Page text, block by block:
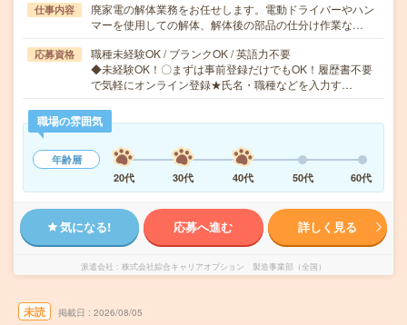
仕事内容
廃家電の解体業務をお任せします。電動ドライバーやハン
マーを使用しての解体、解体後の部品の仕分け作業な…
応募資格
職種未経験OK / ブランクOK / 英語力不要
◆未経験OK！〇まずは事前登録だけでもOK！履歴書不要
で気軽にオンライン登録★氏名・職種などを入力す…
職場の雰囲気
年齢層
20代
30代 40代 50代 60代
気になる! 応募へ進む 詳しく見る
派遣会社 株式会社綜合キャリアオプション 製造事業部（全国）
未読 掲載日 2026/08/05